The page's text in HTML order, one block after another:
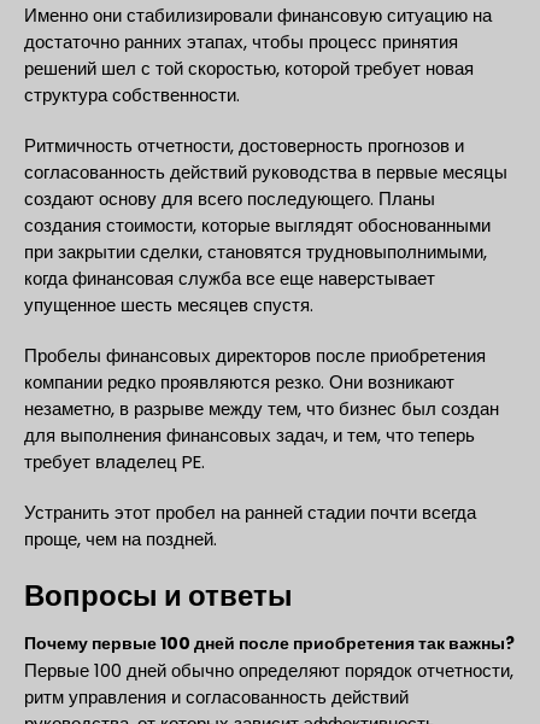
Именно они стабилизировали финансовую ситуацию на
достаточно ранних этапах, чтобы процесс принятия
решений шел с той скоростью, которой требует новая
структура собственности.
Ритмичность отчетности, достоверность прогнозов и
согласованность действий руководства в первые месяцы
создают основу для всего последующего. Планы
создания стоимости, которые выглядят обоснованными
при закрытии сделки, становятся трудновыполнимыми,
когда финансовая служба все еще наверстывает
упущенное шесть месяцев спустя.
Пробелы финансовых директоров после приобретения
компании редко проявляются резко. Они возникают
незаметно, в разрыве между тем, что бизнес был создан
для выполнения финансовых задач, и тем, что теперь
требует владелец PE.
Устранить этот пробел на ранней стадии почти всегда
проще, чем на поздней.
Вопросы и ответы
Почему первые 100 дней после приобретения так важны?
Первые 100 дней обычно определяют порядок отчетности,
ритм управления и согласованность действий